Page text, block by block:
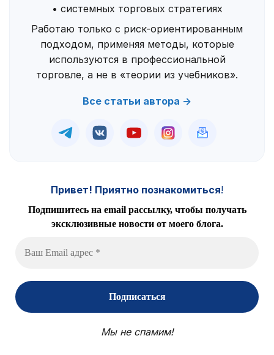
• системных торговых стратегиях
Работаю только с риск-ориентированным
подходом, применяя методы, которые
используются в профессиональной
торговле, а не в «теории из учебников».
Все статьи автора →
Привет! Приятно познакомиться!
Подпишитесь на email рассылку, чтобы получать
эксклюзивные новости от моего блога.
Мы не спамим!